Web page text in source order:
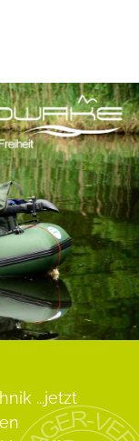
...jetzt